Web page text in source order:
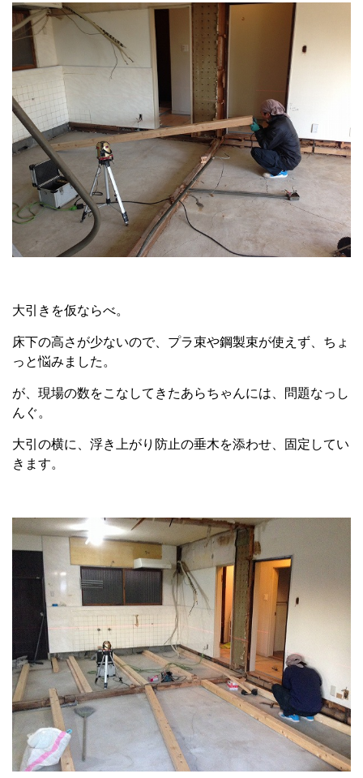
大引きを仮ならべ。
床下の高さが少ないので、プラ束や鋼製束が使えず、ちょ
っと悩みました。
が、現場の数をこなしてきたあらちゃんには、問題なっし
んぐ。
大引の横に、浮き上がり防止の垂木を添わせ、固定してい
きます。